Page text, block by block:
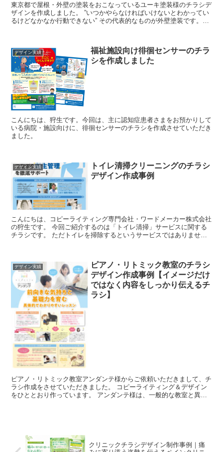
東京都で屋根・外壁の塗装をおこなっているユーキ塗装様のチラシデ
ザインを作成しました。 ”いつかやらなければいけないとわかってい
るけどなかなか行動できない” その代表的なものが外壁塗装です。
デザイン実績
福祉施設向け徘徊センサーのチラ
シを作成しました
こんにちは、狩生です。今回は、主に認知症患者さまをお預かりして
いる病院・施設向けに、徘徊センサーのチラシを作成させていただき
ました。
デザイン実績
トイレ清掃クリーニングのチラシ
デザイン作成事例
こんにちは、コピーライティング専門会社・ワードメーカー株式会社
の狩生です。 今回ご紹介するのは「トイレ清掃」サービスに関する
チラシです。 ただトイレを掃除するというサービスではありませ
デザイン実績
ピアノ・リトミック教室のチラシ
デザイン作成事例【イメージだけ
ではなく内容をしっかり伝えるチ
ラシ】
ピアノ・リトミック教室アンダンテ様からご依頼いただきまして、チ
ラシ作成をさせていただきました。 コピーライティング＆デザイン
をひととおり作っています。 アンダンテ様は、一般的な教室と異な
クリニックチラシデザイン制作事例｜痛